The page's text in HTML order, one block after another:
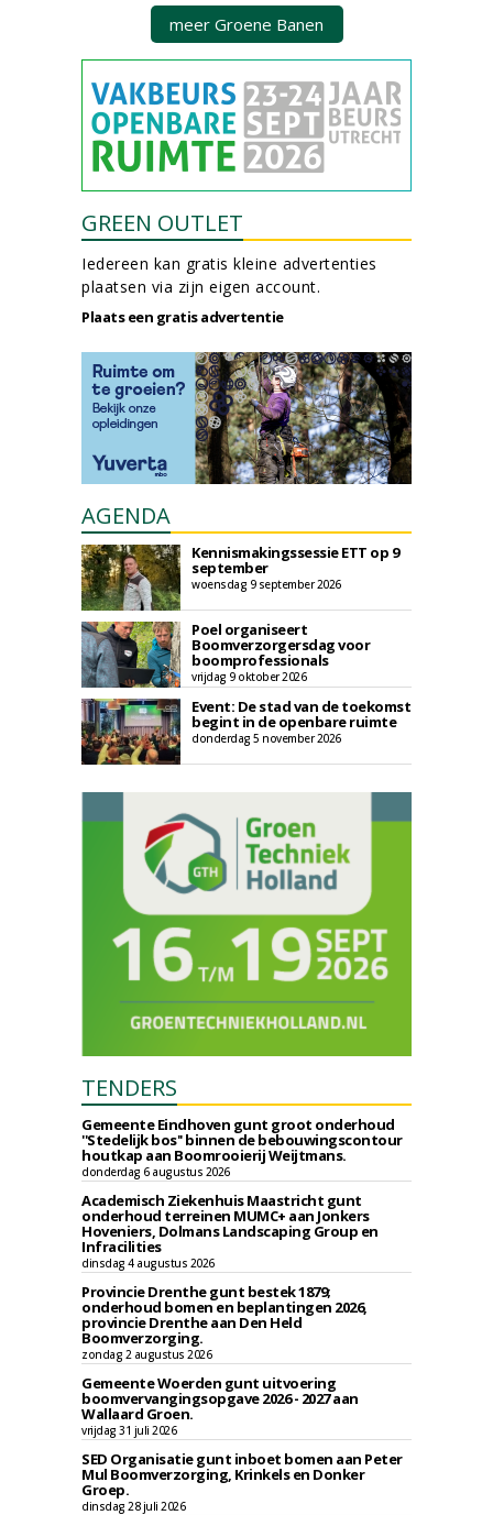
meer Groene Banen
GREEN OUTLET
Iedereen kan gratis kleine advertenties
plaatsen via zijn eigen account.
Plaats een gratis advertentie
AGENDA
Kennismakingssessie ETT op 9
september
woensdag 9 september 2026
Poel organiseert
Boomverzorgersdag voor
boomprofessionals
vrijdag 9 oktober 2026
Event: De stad van de toekomst
begint in de openbare ruimte
donderdag 5 november 2026
TENDERS
Gemeente Eindhoven gunt groot onderhoud
''Stedelijk bos'' binnen de bebouwingscontour
houtkap aan Boomrooierij Weijtmans.
donderdag 6 augustus 2026
Academisch Ziekenhuis Maastricht gunt
onderhoud terreinen MUMC+ aan Jonkers
Hoveniers, Dolmans Landscaping Group en
Infracilities
dinsdag 4 augustus 2026
Provincie Drenthe gunt bestek 1879;
onderhoud bomen en beplantingen 2026,
provincie Drenthe aan Den Held
Boomverzorging.
zondag 2 augustus 2026
Gemeente Woerden gunt uitvoering
boomvervangingsopgave 2026 - 2027 aan
Wallaard Groen.
vrijdag 31 juli 2026
SED Organisatie gunt inboet bomen aan Peter
Mul Boomverzorging, Krinkels en Donker
Groep.
dinsdag 28 juli 2026